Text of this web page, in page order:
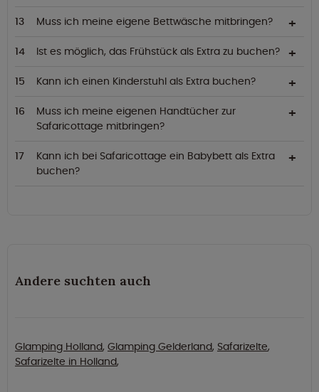
Muss ich meine eigene Bettwäsche mitbringen?
Ist es möglich, das Frühstück als Extra zu buchen?
Kann ich einen Kinderstuhl als Extra buchen?
Muss ich meine eigenen Handtücher zur
Safaricottage mitbringen?
Kann ich bei Safaricottage ein Babybett als Extra
buchen?
Andere suchten auch
Glamping Holland, Glamping Gelderland, Safarizelte,
Safarizelte in Holland,